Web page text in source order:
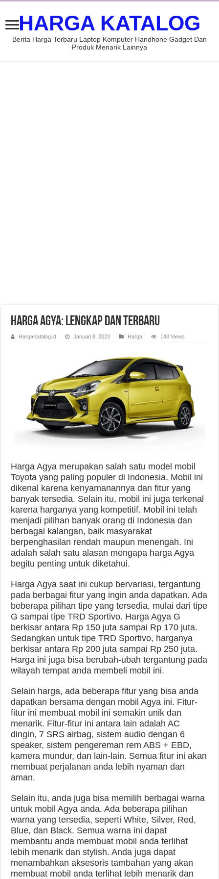
HARGA KATALOG
Berita Harga Terbaru Laptop Komputer Handhone Gadget Dan
Produk Menarik Lainnya
Harga Agya: Lengkap dan Terbaru
HargaKatalog.id Januari 8, 2023 Harga 148 Views
Harga Agya merupakan salah satu model mobil
Toyota yang paling populer di Indonesia. Mobil ini
dikenal karena kenyamanannya dan fitur yang
banyak tersedia. Selain itu, mobil ini juga terkenal
karena harganya yang kompetitif. Mobil ini telah
menjadi pilihan banyak orang di Indonesia dan
berbagai kalangan, baik masyarakat
berpenghasilan rendah maupun menengah. Ini
adalah salah satu alasan mengapa harga Agya
begitu penting untuk diketahui.
Harga Agya saat ini cukup bervariasi, tergantung
pada berbagai fitur yang ingin anda dapatkan. Ada
beberapa pilihan tipe yang tersedia, mulai dari tipe
G sampai tipe TRD Sportivo. Harga Agya G
berkisar antara Rp 150 juta sampai Rp 170 juta.
Sedangkan untuk tipe TRD Sportivo, harganya
berkisar antara Rp 200 juta sampai Rp 250 juta.
Harga ini juga bisa berubah-ubah tergantung pada
wilayah tempat anda membeli mobil ini.
Selain harga, ada beberapa fitur yang bisa anda
dapatkan bersama dengan mobil Agya ini. Fitur-
fitur ini membuat mobil ini semakin unik dan
menarik. Fitur-fitur ini antara lain adalah AC
dingin, 7 SRS airbag, sistem audio dengan 6
speaker, sistem pengereman rem ABS + EBD,
kamera mundur, dan lain-lain. Semua fitur ini akan
membuat perjalanan anda lebih nyaman dan
aman.
Selain itu, anda juga bisa memilih berbagai warna
untuk mobil Agya anda. Ada beberapa pilihan
warna yang tersedia, seperti White, Silver, Red,
Blue, dan Black. Semua warna ini dapat
membantu anda membuat mobil anda terlihat
lebih menarik dan stylish. Anda juga dapat
menambahkan aksesoris tambahan yang akan
membuat mobil anda terlihat lebih menarik dan